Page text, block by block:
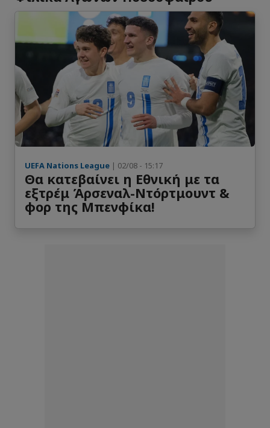
UEFA Nations League | 02/08 - 15:17
Θα κατεβαίνει η Εθνική με τα
εξτρέμ Άρσεναλ-Ντόρτμουντ &
φορ της Μπενφίκα!